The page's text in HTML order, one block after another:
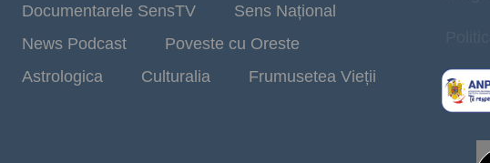
Documentarele SensTV
Sens Național
News Podcast
Poveste cu Oreste
Astrologica
Culturalia Frumusetea Vieții